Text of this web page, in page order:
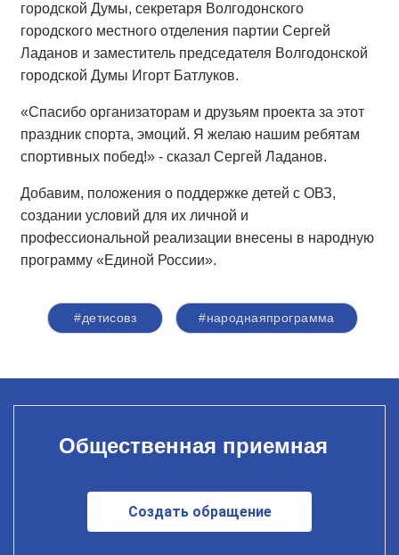
городской Думы, секретаря Волгодонского
городского местного отделения партии Сергей
Ладанов и заместитель председателя Волгодонской
городской Думы Игорт Батлуков.
«Спасибо организаторам и друзьям проекта за этот
праздник спорта, эмоций. Я желаю нашим ребятам
спортивных побед!» - сказал Сергей Ладанов.
Добавим, положения о поддержке детей с ОВЗ,
создании условий для их личной и
профессиональной реализации внесены в народную
программу «Единой России».
#детисовз #народнаяпрограмма
Общественная приемная
Создать обращение